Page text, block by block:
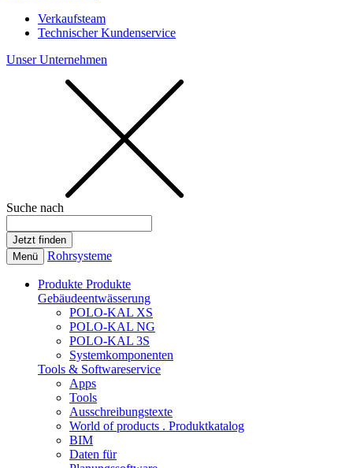
Verkaufsteam
Technischer Kundenservice
Unser Unternehmen
Suche nach
Menü Rohrsysteme
Produkte Produkte
Gebäudeentwässerung
POLO-KAL XS
POLO-KAL NG
POLO-KAL 3S
Systemkomponenten
Tools & Softwareservice
Apps
Tools
Ausschreibungstexte
World of products . Produktkatalog
BIM
Daten für